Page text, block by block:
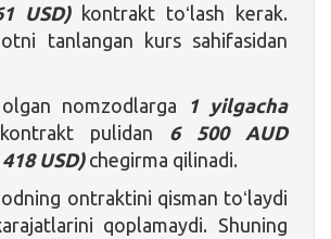
USD)kontrakt toʻlash kerak.
tanlangan kurs sahifasidan
nomzodlarga
1 yilgacha
pulidan 6 500 AUD
USD)chegirma qilinadi.
ontraktini qisman toʻlaydi
qoplamaydi. Shuning